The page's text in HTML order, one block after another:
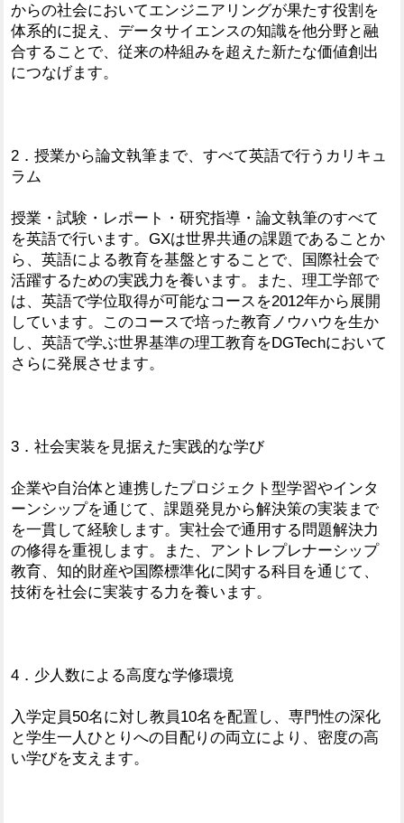
からの社会においてエンジニアリングが果たす役割を
体系的に捉え、データサイエンスの知識を他分野と融
合することで、従来の枠組みを超えた新たな価値創出
につなげます。
2．授業から論文執筆まで、すべて英語で行うカリキュ
ラム
授業・試験・レポート・研究指導・論文執筆のすべて
を英語で行います。GXは世界共通の課題であることか
ら、英語による教育を基盤とすることで、国際社会で
活躍するための実践力を養います。また、理工学部で
は、英語で学位取得が可能なコースを2012年から展開
しています。このコースで培った教育ノウハウを生か
し、英語で学ぶ世界基準の理工教育をDGTechにおいて
さらに発展させます。
3．社会実装を見据えた実践的な学び
企業や自治体と連携したプロジェクト型学習やインタ
ーンシップを通じて、課題発見から解決策の実装まで
を一貫して経験します。実社会で通用する問題解決力
の修得を重視します。また、アントレプレナーシップ
教育、知的財産や国際標準化に関する科目を通じて、
技術を社会に実装する力を養います。
4．少人数による高度な学修環境
入学定員50名に対し教員10名を配置し、専門性の深化
と学生一人ひとりへの目配りの両立により、密度の高
い学びを支えます。